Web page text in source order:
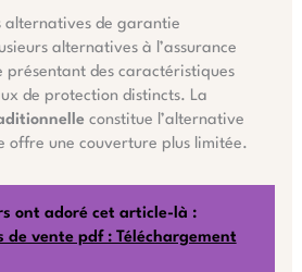
alternatives de garantie
alternatives à l’assurance
présentant des caractéristiques
de protection distincts. La
constitue l’alternative
offre une couverture plus limitée.
ont adoré cet article-là :
de vente pdf : Téléchargement